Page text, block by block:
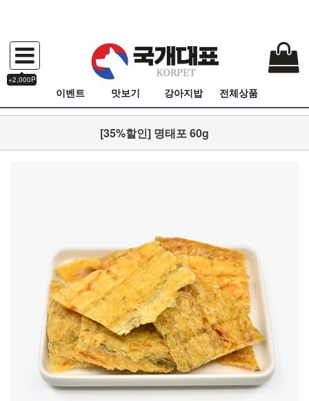
+2,000P
이벤트 맛보기 강아지밥 전체상품
[35%할인] 명태포 60g